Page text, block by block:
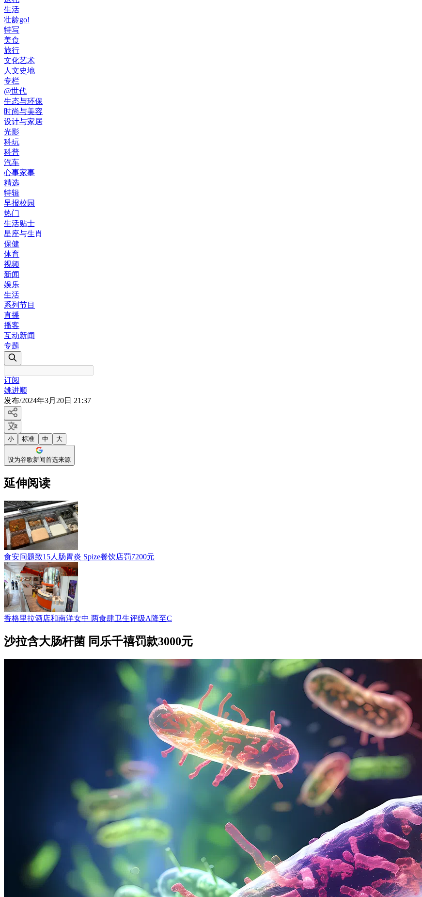
生活
壮龄go!
特写
美食
旅行
文化艺术
人文史地
专栏
@世代
生态与环保
时尚与美容
设计与家居
光影
科玩
科普
汽车
心事家事
精选
特辑
早报校园
热门
生活贴士
星座与生肖
保健
体育
视频
新闻
娱乐
生活
系列节目
直播
播客
互动新闻
专题
订阅
姚进顺
发布/2024年3月20日 21:37
小 标准 中 大
设为谷歌新闻首选来源
延伸阅读
食安问题致15人肠胃炎 Spize餐饮店罚7200元
香格里拉酒店和南洋女中 两食肆卫生评级A降至C
沙拉含大肠杆菌 同乐千禧罚款3000元